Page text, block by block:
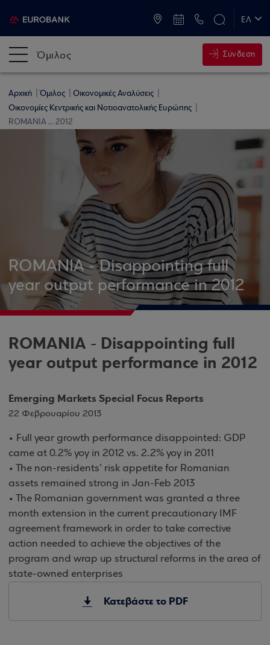
ΕΛ
Όμιλος Σύνδεση
Αρχική Όμιλος
Οικονομικές Αναλύσεις
Οικονομίες Κεντρικής και Νοτιοανατολικής Ευρώπης
ROMANIA ... 2012
ROMANIA - Disappointing full
year output performance in 2012
ROMANIA - Disappointing full
year output performance in 2012
Emerging Markets Special Focus Reports
22 Φεβρουαρίου 2013
• Full year growth performance disappointed: GDP
came at 0.2% yoy in 2012 vs. 2.2% yoy in 2011
• The non-residents’ risk appetite for Romanian
assets remained strong in Jan-Feb 2013
• The Romanian government was granted a three
month extension in the current precautionary IMF
agreement framework in order to take corrective
action needed to achieve the objectives of the
program and wrap up structural reforms in the area of
state-owned enterprises
Κατεβάστε το PDF